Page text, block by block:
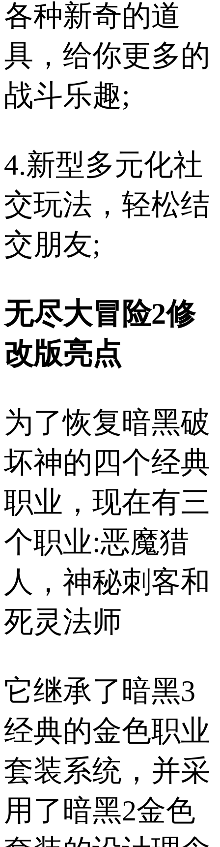
各种新奇的道
具，给你更多的
战斗乐趣;
4.新型多元化社
交玩法，轻松结
交朋友;
无尽大冒险2修
改版亮点
为了恢复暗黑破
坏神的四个经典
职业，现在有三
个职业:恶魔猎
人，神秘刺客和
死灵法师
它继承了暗黑3
经典的金色职业
套装系统，并采
用了暗黑2金色